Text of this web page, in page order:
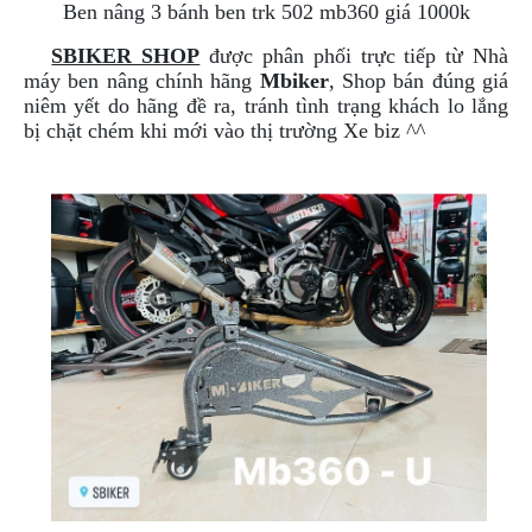
NGHE
GẮN
MŨ
BẢO
HIỂM
STOP
AND
GO
PHỤ
KIỆN
MOTOWOLF
MÁY
Ben nâng 3 bánh ben trk 502 mb360 giá 1000k
SBIKER SHOP được phân phối trực tiếp từ Nhà
máy ben nâng chính hãng Mbiker, Shop bán đúng giá
niêm yết do hãng đề ra, tránh tình trạng khách lo lắng
bị chặt chém khi mới vào thị trường Xe biz ^^